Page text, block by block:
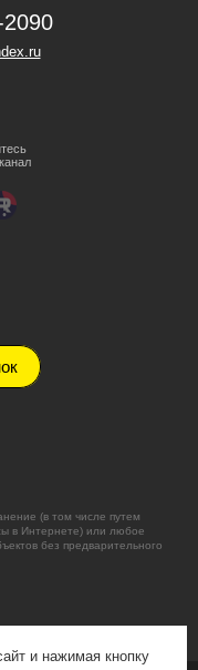
(в том числе путем
в Интернете) или любое
без предварительного
и нажимая кнопку